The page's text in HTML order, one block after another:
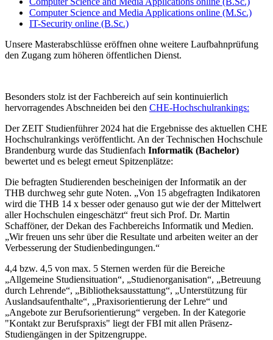
Computer Science and Media Applications online (M.Sc.)
IT-Security online (B.Sc.)
Unsere Masterabschlüsse eröffnen ohne weitere Laufbahnprüfung
den Zugang zum höheren öffentlichen Dienst.
Besonders stolz ist der Fachbereich auf sein kontinuierlich
hervorragendes Abschneiden bei den CHE-Hochschulrankings:
Der ZEIT Studienführer 2024 hat die Ergebnisse des aktuellen CHE
Hochschulrankings veröffentlicht. An der Technischen Hochschule
Brandenburg wurde das Studienfach Informatik (Bachelor)
bewertet und es belegt erneut Spitzenplätze:
Die befragten Studierenden bescheinigen der Informatik an der
THB durchweg sehr gute Noten. „Von 15 abgefragten Indikatoren
wird die THB 14 x besser oder genauso gut wie der der Mittelwert
aller Hochschulen eingeschätzt“ freut sich Prof. Dr. Martin
Schafföner, der Dekan des Fachbereichs Informatik und Medien.
„Wir freuen uns sehr über die Resultate und arbeiten weiter an der
Verbesserung der Studienbedingungen.“
4,4 bzw. 4,5 von max. 5 Sternen werden für die Bereiche
„Allgemeine Studiensituation“, „Studienorganisation“, „Betreuung
durch Lehrende“, „Bibliotheksausstattung“, „Unterstützung für
Auslandsaufenthalte“, „Praxisorientierung der Lehre“ und
„Angebote zur Berufsorientierung“ vergeben. In der Kategorie
"Kontakt zur Berufspraxis" liegt der FBI mit allen Präsenz-
Studiengängen in der Spitzengruppe.